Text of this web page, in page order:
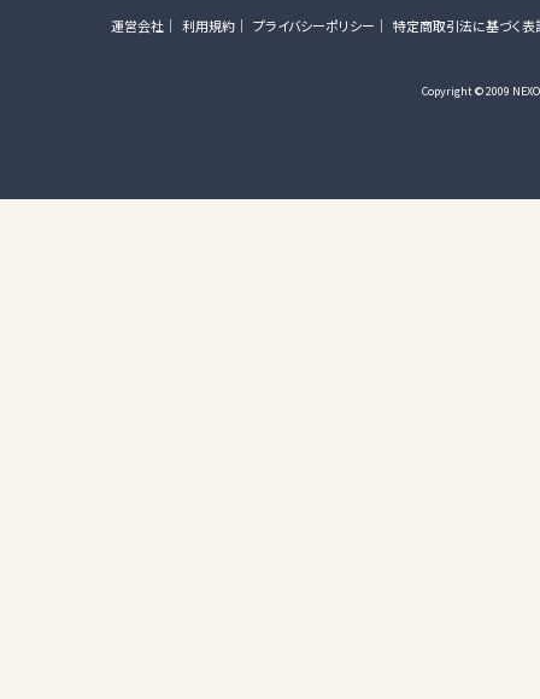
運営会社 利用規約 プライバシーポリシー 特定商取引法に基づく表
Copyright © 2009